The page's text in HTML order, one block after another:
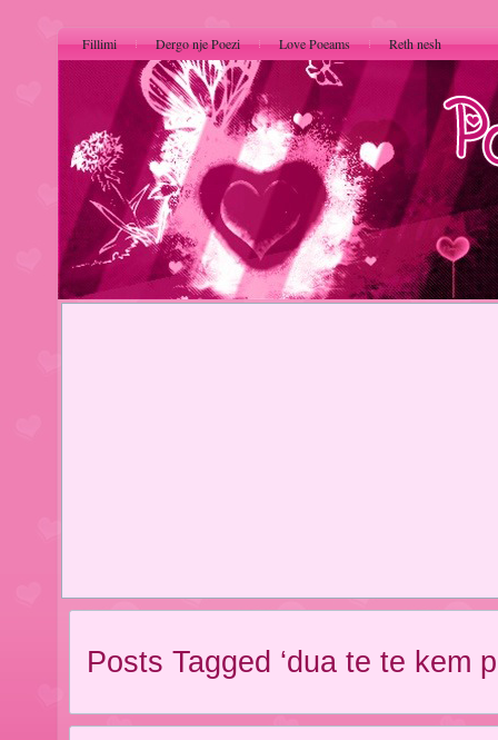
Fillimi Dergo nje Poezi Love Poeams Reth nesh
Posts Tagged ‘dua te te kem